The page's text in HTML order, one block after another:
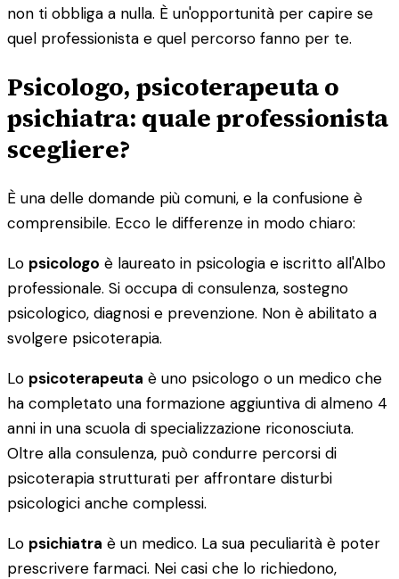
non ti obbliga a nulla. È un'opportunità per capire se
quel professionista e quel percorso fanno per te.
Psicologo, psicoterapeuta o
psichiatra: quale professionista
scegliere?
È una delle domande più comuni, e la confusione è
comprensibile. Ecco le differenze in modo chiaro:
Lo psicologo è laureato in psicologia e iscritto all'Albo
professionale. Si occupa di consulenza, sostegno
psicologico, diagnosi e prevenzione. Non è abilitato a
svolgere psicoterapia.
Lo psicoterapeuta è uno psicologo o un medico che
ha completato una formazione aggiuntiva di almeno 4
anni in una scuola di specializzazione riconosciuta.
Oltre alla consulenza, può condurre percorsi di
psicoterapia strutturati per affrontare disturbi
psicologici anche complessi.
Lo psichiatra è un medico. La sua peculiarità è poter
prescrivere farmaci. Nei casi che lo richiedono,